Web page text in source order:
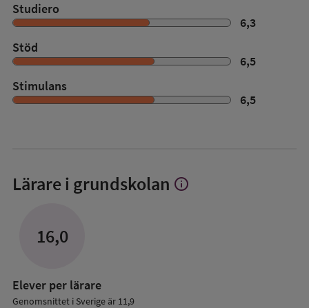
Studiero
6,3
Stöd
6,5
Stimulans
6,5
Lärare i grundskolan Visa
info
16,0
Elever per lärare
Genomsnittet i Sverige är 11,9